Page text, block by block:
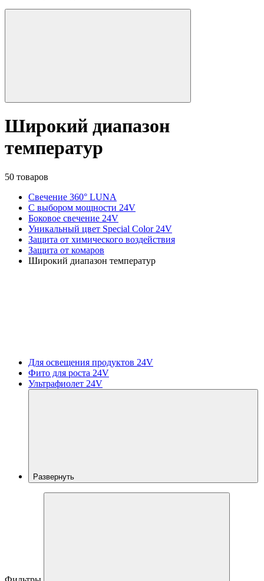
Широкий диапазон
температур
50 товаров
Свечение 360° LUNA
С выбором мощности 24V
Боковое свечение 24V
Уникальный цвет Special Color 24V
Защита от химического воздействия
Защита от комаров
Широкий диапазон температур
Для освещения продуктов 24V
Фито для роста 24V
Ультрафиолет 24V
Развернуть